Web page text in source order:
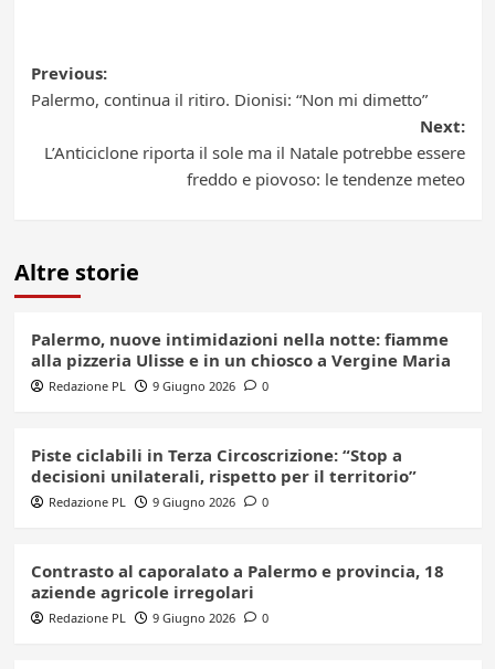
Post
navigation
Previous:
Palermo, continua il ritiro. Dionisi: “Non mi dimetto”
Next:
L’Anticiclone riporta il sole ma il Natale potrebbe essere
freddo e piovoso: le tendenze meteo
Altre storie
Palermo, nuove intimidazioni nella notte: fiamme
alla pizzeria Ulisse e in un chiosco a Vergine Maria
Redazione PL 9 Giugno 2026 0
Piste ciclabili in Terza Circoscrizione: “Stop a
decisioni unilaterali, rispetto per il territorio”
Redazione PL 9 Giugno 2026 0
Contrasto al caporalato a Palermo e provincia, 18
aziende agricole irregolari
Redazione PL 9 Giugno 2026 0